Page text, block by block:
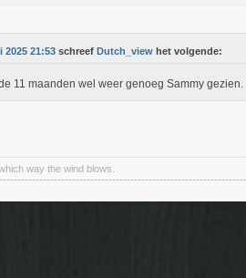
2025 21:53 schreef Dutch_view het volgende:
11 maanden wel weer genoeg Sammy gezien.
way the wind blows.